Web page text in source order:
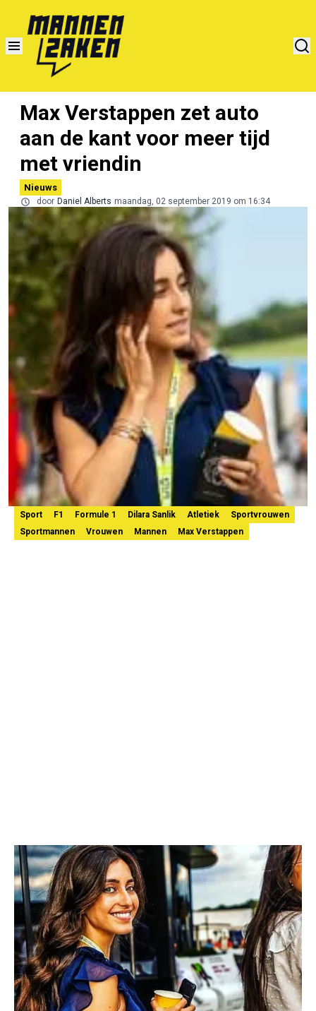
Max Verstappen zet auto
aan de kant voor meer tijd
met vriendin
Nieuws
door Daniel Alberts maandag, 02 september 2019 om 16:34
Sport F1 Formule 1 Dilara Sanlik Atletiek
Sportvrouwen
Sportmannen
Vrouwen Mannen Max Verstappen